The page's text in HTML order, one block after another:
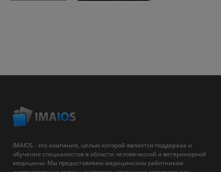
IMAIOS - это компания, целью которой является поддержка и
обучение специалистов в области человеческой и ветеринарной
медицины. Мы предоставляем медицинским работникам